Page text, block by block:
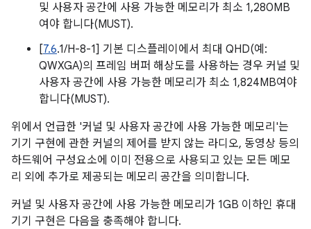
및 사용자 공간에 사용 가능한 메모리가 최소 1,280MB
여야 합니다(MUST).
[7.6.1/H-8-1] 기본 디스플레이에서 최대 QHD(예:
QWXGA)의 프레임 버퍼 해상도를 사용하는 경우 커널 및
사용자 공간에 사용 가능한 메모리가 최소 1,824MB여야
합니다(MUST).
위에서 언급한 '커널 및 사용자 공간에 사용 가능한 메모리'는
기기 구현에 관한 커널의 제어를 받지 않는 라디오, 동영상 등의
하드웨어 구성요소에 이미 전용으로 사용되고 있는 모든 메모
리 외에 추가로 제공되는 메모리 공간을 의미합니다.
커널 및 사용자 공간에 사용 가능한 메모리가 1GB 이하인 휴대
기기 구현은 다음을 충족해야 합니다.